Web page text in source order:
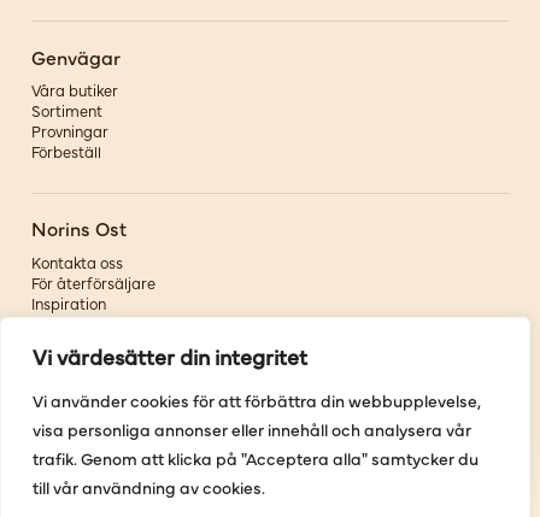
Vi värdesätter din integritet
Vi använder cookies för att förbättra din webbupplevelse,
visa personliga annonser eller innehåll och analysera vår
trafik. Genom att klicka på "Acceptera alla" samtycker du
till vår användning av cookies.
Genvägar
Våra butiker
Sortiment
Provningar
Förbeställ
Norins Ost
Kontakta oss
För återförsäljare
Inspiration
Om oss
Följ oss
Facebook
Instagram
Youtube